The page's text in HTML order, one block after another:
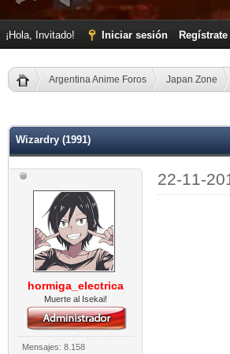
¡Hola, Invitado! Iniciar sesión Regístrate
Argentina Anime Foros Japan Zone
Wizardry (1991)
hormiga_electrica
Muerte al Isekai!
Mensajes: 8.158
22-11-